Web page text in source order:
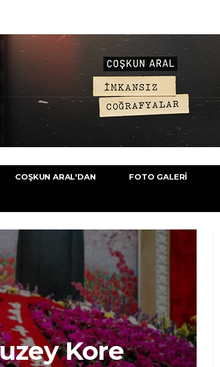
COŞKUN ARAL'DAN FOTO GALERI
Kore